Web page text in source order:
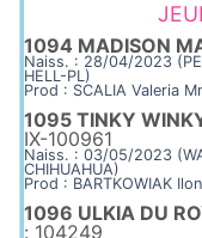
1094 MADISON
Naiss. : 28/04/2023
HELL-PL)
Prod : SCALIA Valeria
1095 TINKY
IX-100961
Naiss. : 03/05/2023
CHIHUAHUA)
Prod : BARTKOWIAK
1096 ULKIA DU
: 104249